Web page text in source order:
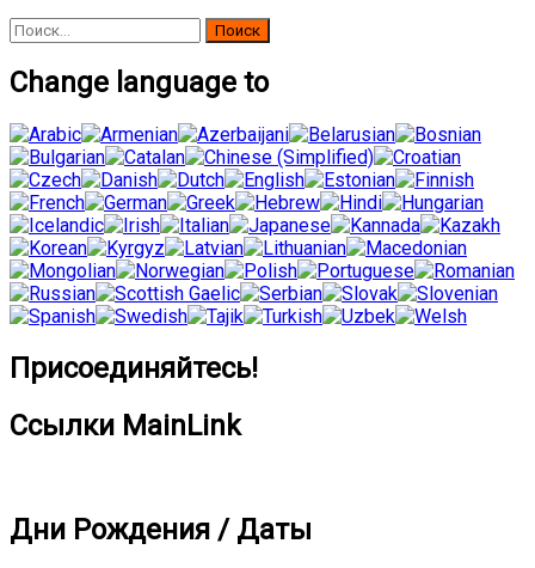
Найти:
Change language to
Присоединяйтесь!
Ссылки MainLink
Дни Рождения / Даты